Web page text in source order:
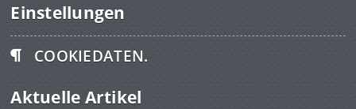
Einstellungen
COOKIEDATEN.
Aktuelle Artikel